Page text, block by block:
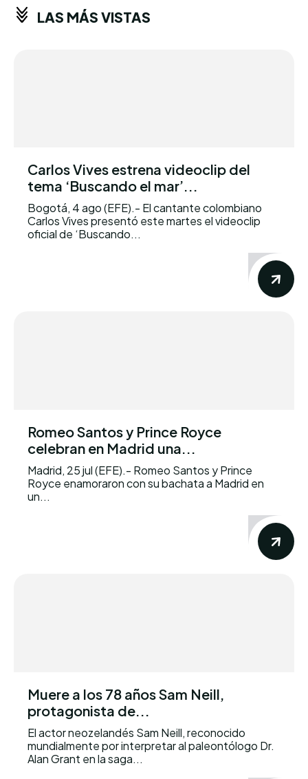
LAS MÁS VISTAS
Carlos Vives estrena videoclip del
tema ‘Buscando el mar’...
Bogotá, 4 ago (EFE).- El cantante colombiano
Carlos Vives presentó este martes el videoclip
oficial de ‘Buscando...
Romeo Santos y Prince Royce
celebran en Madrid una...
Madrid, 25 jul (EFE).- Romeo Santos y Prince
Royce enamoraron con su bachata a Madrid en
un...
Muere a los 78 años Sam Neill,
protagonista de...
El actor neozelandés Sam Neill, reconocido
mundialmente por interpretar al paleontólogo Dr.
Alan Grant en la saga...